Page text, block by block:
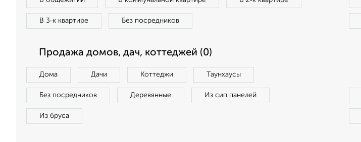
В 3‑к квартире Без посредников
Продажа домов, дач, коттеджей (0)
Дома Дачи Коттеджи Таунхаусы
Без посредников Деревянные Из сип панелей
Из бруса